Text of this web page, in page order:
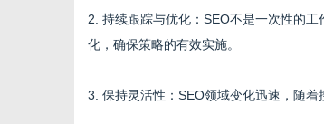
2. 持续跟踪与优化：SEO不是一次性的
化，确保策略的有效实施。
3. 保持灵活性：SEO领域变化迅速，随着